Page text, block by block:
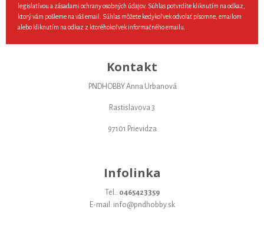
legislatívou a zásadami ochrany osobných údajov. Súhlas potvrdíte kliknutím na odkaz,
ktorý vám pošleme na váš email. Súhlas môžete kedykoľvek odvolať písomne, emailom
alebo kliknutím na odkaz z ktoréhokoľvek informačného emailu.
Kontakt
PNDHOBBY Anna Urbanová
Rastislavova 3
97101 Prievidza
Infolinka
Tel.: 0465423359
E-mail: info@pndhobby.sk